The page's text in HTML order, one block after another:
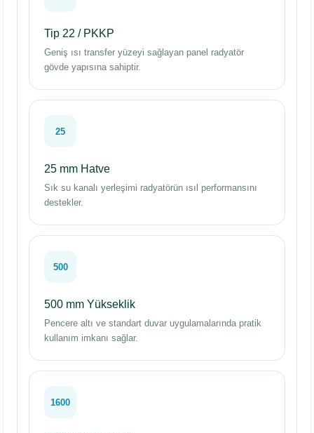
Tip 22 / PKKP
Geniş ısı transfer yüzeyi sağlayan panel radyatör
gövde yapısına sahiptir.
25
25 mm Hatve
Sık su kanalı yerleşimi radyatörün ısıl performansını
destekler.
500
500 mm Yükseklik
Pencere altı ve standart duvar uygulamalarında pratik
kullanım imkanı sağlar.
1600